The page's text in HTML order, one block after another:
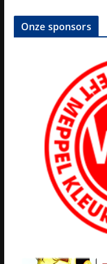
Onze sponsors